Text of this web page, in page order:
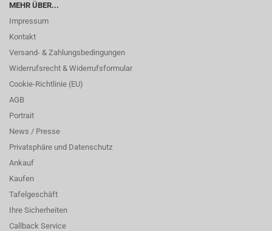
MEHR ÜBER...
Impressum
Kontakt
Versand- & Zahlungsbedingungen
Widerrufsrecht & Widerrufsformular
Cookie-Richtlinie (EU)
AGB
Portrait
News / Presse
Privatsphäre und Datenschutz
Ankauf
Kaufen
Tafelgeschäft
Ihre Sicherheiten
Callback Service